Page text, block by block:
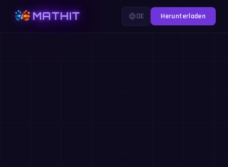
MATHIT DE Herunterladen